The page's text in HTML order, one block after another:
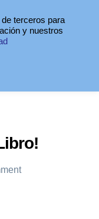
terceros para
y nuestros